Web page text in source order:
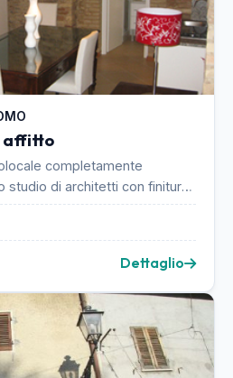
affitto
completamente
studio di architetti con finiture
di Recanati in una...
Dettaglio